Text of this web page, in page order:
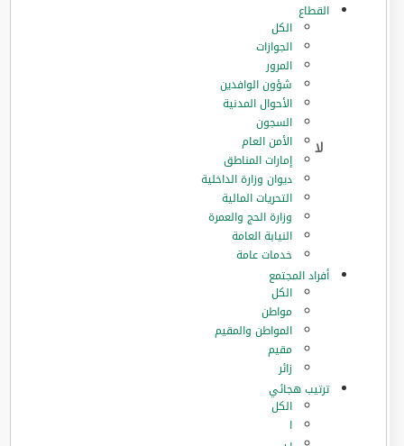
القطاع
الكل
الجوازات
المرور
‏شؤون الوافدين
الأحوال المدنية
السجون
الأمن العام
إمارات المناطق
ديوان وزارة الداخلية
التحريات المالية
وزارة الحج والعمرة
النيابة العامة
خدمات عامة
أفراد المجتمع
الكل
مواطن
المواطن والمقيم
مقيم
زائر
ترتيب هجائي
الكل
ا